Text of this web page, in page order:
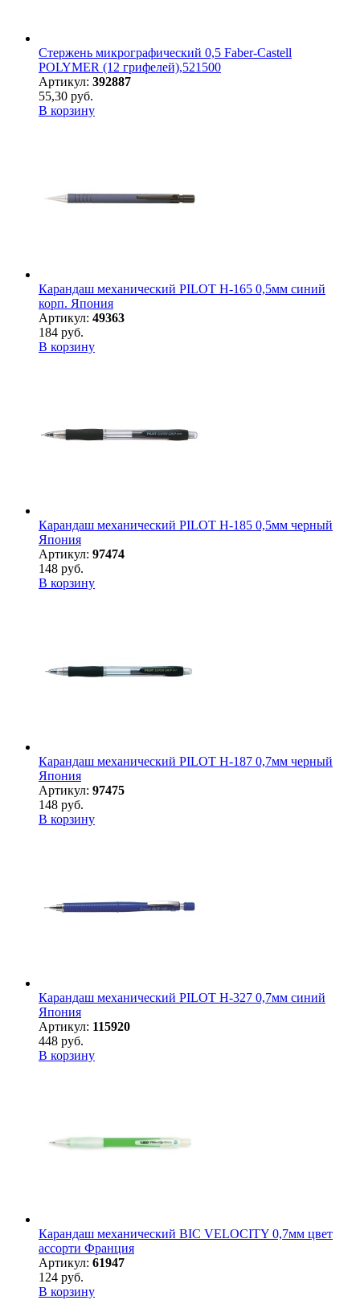
Стержень микрографический 0,5 Faber-Castell
POLYMER (12 грифелей),521500
Артикул: 392887
55,30 руб.
В корзину
Карандаш механический PILOT H-165 0,5мм синий
корп. Япония
Артикул: 49363
184 руб.
В корзину
Карандаш механический PILOT H-185 0,5мм черный
Япония
Артикул: 97474
148 руб.
В корзину
Карандаш механический PILOT H-187 0,7мм черный
Япония
Артикул: 97475
148 руб.
В корзину
Карандаш механический PILOT H-327 0,7мм синий
Япония
Артикул: 115920
448 руб.
В корзину
Карандаш механический BIC VELOCITY 0,7мм цвет
ассорти Франция
Артикул: 61947
124 руб.
В корзину